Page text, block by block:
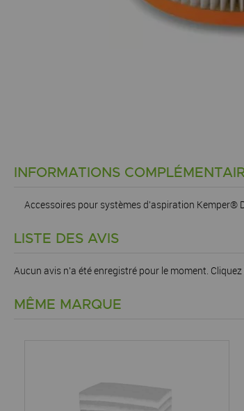
INFORMATIONS
Accessoires pour systèmes d'aspiration Kemper®
LISTE DES AVIS
Aucun avis n'a été enregistré pour le moment.
MÊME MARQUE